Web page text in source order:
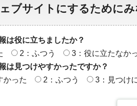
ブサイトにするために
は役に立ちましたか？
2：ふつう
3：役に立たなか
は見つけやすかったですか？
かった
2：ふつう 3：見つけ